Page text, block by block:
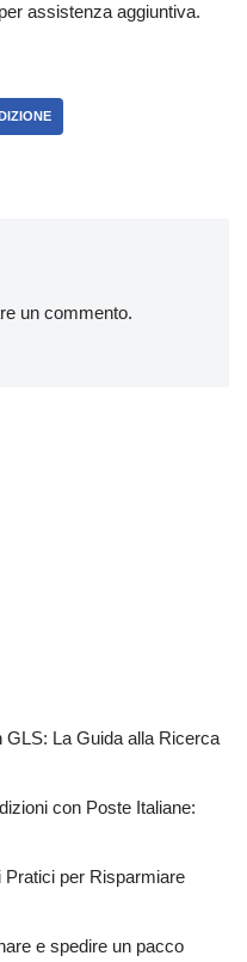
assistenza aggiuntiva.
un commento.
La Guida alla Ricerca
con Poste Italiane:
per Risparmiare
e spedire un pacco